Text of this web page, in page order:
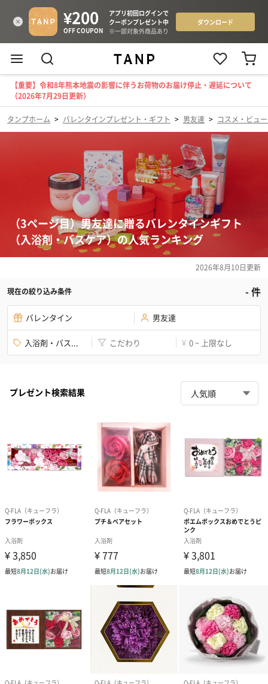
【重要】令和8年熊本地震の影響に伴うお荷物のお届け停止・遅延について
（2026年7月29日更新）
タンプホーム > バレンタインプレゼント・ギフト > 男友達 > コスメ・ビュ
（3ページ目）男友達に贈るバレンタインギフト
（入浴剤・バスケア）の人気ランキング
2026年8月10日更新
現在の絞り込み条件 -件
バレンタイン 男友達
入浴剤・バス... こだわり ¥ 0 ~ 上限なし
プレゼント検索結果